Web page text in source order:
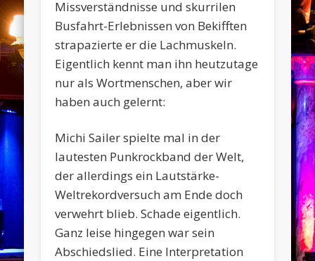
Missverständnisse und skurrilen
Busfahrt-Erlebnissen von Bekifften
strapazierte er die Lachmuskeln.
Eigentlich kennt man ihn heutzutage
nur als Wortmenschen, aber wir
haben auch gelernt:
Michi Sailer spielte mal in der
lautesten Punkrockband der Welt,
der allerdings ein Lautstärke-
Weltrekordversuch am Ende doch
verwehrt blieb. Schade eigentlich.
Ganz leise hingegen war sein
Abschiedslied. Eine Interpretation